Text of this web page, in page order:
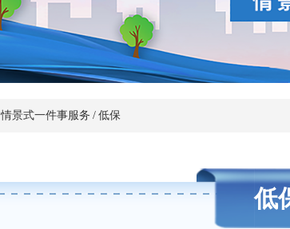
情景式一件事服务 / 低保
低